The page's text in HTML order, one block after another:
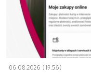
06.08.2026 (19:56)